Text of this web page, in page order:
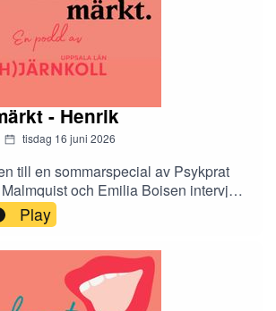
- Henrik
tisdag 16 juni 2026
till en sommarspecial av Psykprat
och Emilia Boisen intervjuar
som medverkar i
Brännmärkt. Brännmärkt är en bok om
den innehåller både dikt, prosa och
får vi höra mer om tankarna
Play